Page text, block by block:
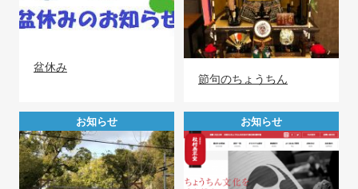
盆休み
節句のちょうちん
お知らせ お知らせ